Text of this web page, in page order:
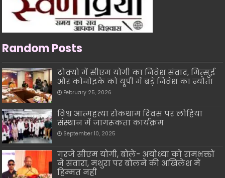
Random Posts
टोक्यो में सीएम योगी का निवेश संवाद, मित्सुई
और कोनोइके को यूपी में बड़े निवेश का न्यौता
February 25, 2026
विश्व आत्महत्या रोकथाम दिवस पर लोहिया
संस्थान में जागरूकता कार्यक्रम
September 10, 2025
गरजे सीएम योगी, बोले- अयोध्या को रामभक्तों
ने संवारा, मथुरा पर बोलने की अखिलेश में
हिम्मत नहीं